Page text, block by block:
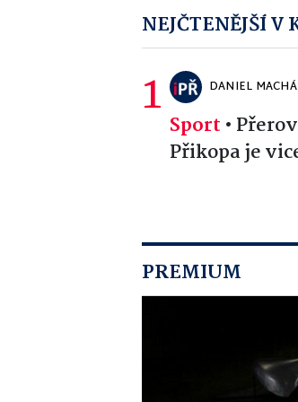
NEJČTENĚJŠÍ V
1 DANIEL
Sport •
Přikopa je
PREMIUM